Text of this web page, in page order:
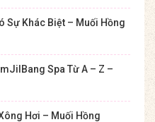
Sự Khác Biệt – Muối Hồng
Spa Từ A – Z –
Hơi – Muối Hồng